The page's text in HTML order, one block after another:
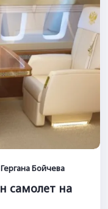
Гергана Бойчева
самолет на